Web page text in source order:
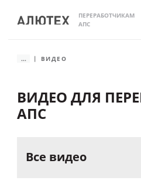
ПЕРЕРАБОТЧИКАМ
АПС
... ВИДЕО
ВИДЕО ДЛЯ
АПС
Все видео